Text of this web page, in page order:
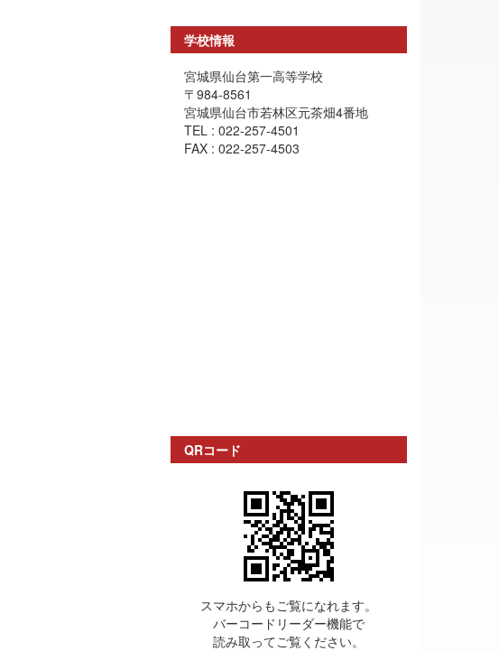
学校情報
宮城県仙台第一高等学校
〒984-8561
宮城県仙台市若林区元茶畑4番地
TEL : 022-257-4501
FAX : 022-257-4503
QRコード
スマホからもご覧になれます。
バーコードリーダー機能で
読み取ってご覧ください。